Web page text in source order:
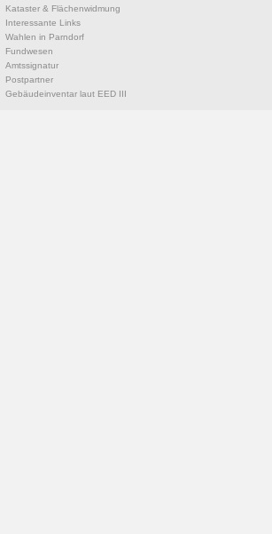
Kataster & Flächenwidmung
Interessante Links
Wahlen in Parndorf
Fundwesen
Amtssignatur
Postpartner
Gebäudeinventar laut EED III